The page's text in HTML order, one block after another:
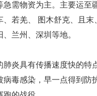
需物资为主。主要运至
、若羌、 图木舒克、且
兰州、深圳等地。
肺炎具有传播速度快的特
毒感染，早一点得到防